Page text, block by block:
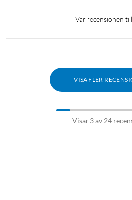
Var recensionen
VISA FLER
Visar 3 av 24